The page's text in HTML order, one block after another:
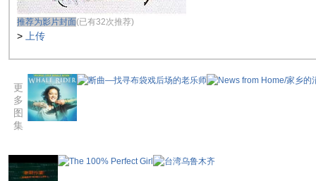
推荐为影片封面(已有32次推荐)
> 上传
更
多
图
集